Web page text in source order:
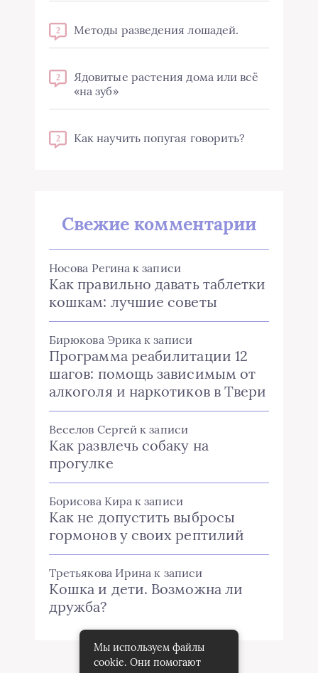
2 Методы разведения лошадей.
2
Ядовитые растения дома или всё
«на зуб»
2 Как научить попугая говорить?
Свежие комментарии
Носова Регина к записи
Как правильно давать таблетки
кошкам: лучшие советы
Бирюкова Эрика к записи
Программа реабилитации 12
шагов: помощь зависимым от
алкоголя и наркотиков в Твери
Веселов Сергей к записи
Как развлечь собаку на
прогулке
Борисова Кира к записи
Как не допустить выбросы
гормонов у своих рептилий
Третьякова Ирина к записи
Кошка и дети. Возможна ли
дружба?
Мы используем файлы
cookie. Они помогают